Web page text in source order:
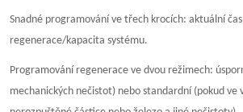
Snadné programování ve třech krocích: aktuální
regenerace/kapacita systému.
Programování regenerace ve dvou režimech:
mechanických nečistot) nebo standardní (pokud ve